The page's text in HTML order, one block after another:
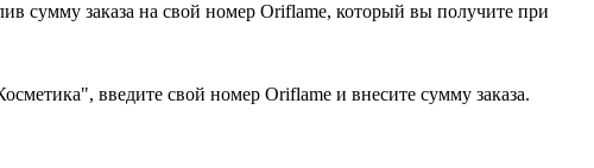
сумму заказа на свой номер Oriflame, который вы получите при
введите свой номер Oriflame и внесите сумму заказа.